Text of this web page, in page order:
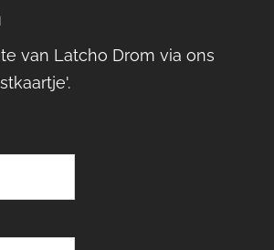
van Latcho Drom via ons